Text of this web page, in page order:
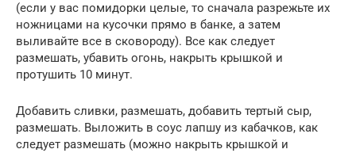
(если у вас помидорки целые, то сначала разрежьте их
ножницами на кусочки прямо в банке, а затем
выливайте все в сковороду). Все как следует
размешать, убавить огонь, накрыть крышкой и
протушить 10 минут.
Добавить сливки, размешать, добавить тертый сыр,
размешать. Выложить в соус лапшу из кабачков, как
следует размешать (можно накрыть крышкой и